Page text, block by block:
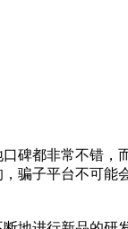
碑都非常不错，
骗子平台不可能